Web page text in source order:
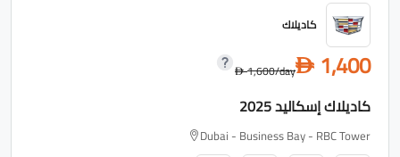
كاديلاك
D 1,400
D1,600/day
كاديلاك إسكاليد 2025
Dubai - Business Bay - RBC Tower